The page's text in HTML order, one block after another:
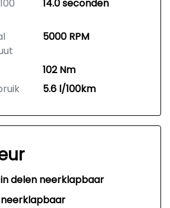
14.0 seconden
5000 RPM
102 Nm
5.6 l/100km
delen neerklapbaar